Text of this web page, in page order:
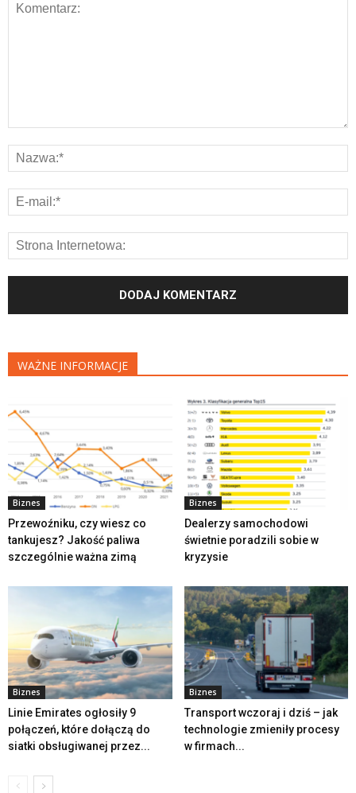
WAŻNE INFORMACJE
Biznes
Przewoźniku, czy wiesz co
tankujesz? Jakość paliwa
szczególnie ważna zimą
Biznes
Dealerzy samochodowi
świetnie poradzili sobie w
kryzysie
Biznes
Linie Emirates ogłosiły 9
połączeń, które dołączą do
siatki obsługiwanej przez...
Biznes
Transport wczoraj i dziś – jak
technologie zmieniły procesy
w firmach...